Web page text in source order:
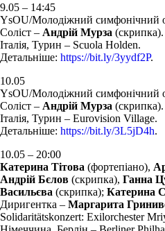
9.05 – 14:45
YsOU/Молодіжний симфонічний
Соліст – Андрій Мурза
Італія, Турин – Scuola Holden.
Детальніше: https://bit.ly/3yydf2P.
10.05
YsOU/Молодіжний симфонічний
Соліст – Андрій Мурза
Італія, Турин – Eurovision Village.
Детальніше: https://bit.ly/3L5jD4h.
10.05 – 20:00
Катерина Тітова (фортепіано),
Андрій Бєлов (скрипка), Ганна
Васильєва (скрипка); Катерина
Диригентка – Маргарита
Solidaritätskonzert: Exilorchester